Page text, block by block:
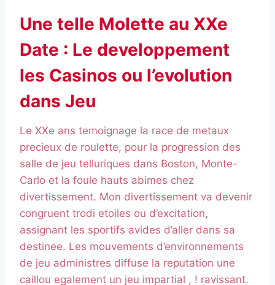
Une telle Molette au XXe
Date : Le developpement
les Casinos ou l’evolution
dans Jeu
Le XXe ans temoignage la race de metaux
precieux de roulette, pour la progression des
salle de jeu telluriques dans Boston, Monte-
Carlo et la foule hauts abimes chez
divertissement. Mon divertissement va devenir
congruent trodi etoiles ou d’excitation,
assignant les sportifs avides d’aller dans sa
destinee. Les mouvements d’environnements
de jeu administres diffuse la reputation une
caillou egalement un jeu impartial , ! ravissant.